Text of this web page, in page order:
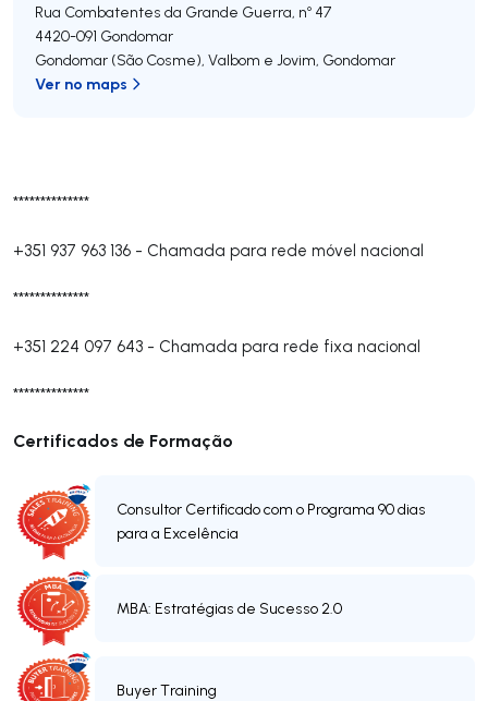
**************
+351 937 963 136 - Chamada para rede móvel nacional
**************
+351 224 097 643 - Chamada para rede fixa nacional
**************
Certificados de Formação
Consultor Certificado com o Programa 90 dias
para a Excelência
MBA: Estratégias de Sucesso 2.0
Buyer Training
Rua Combatentes da Grande Guerra, nº 47
4420-091 Gondomar
Gondomar (São Cosme), Valbom e Jovim, Gondomar
Ver no maps